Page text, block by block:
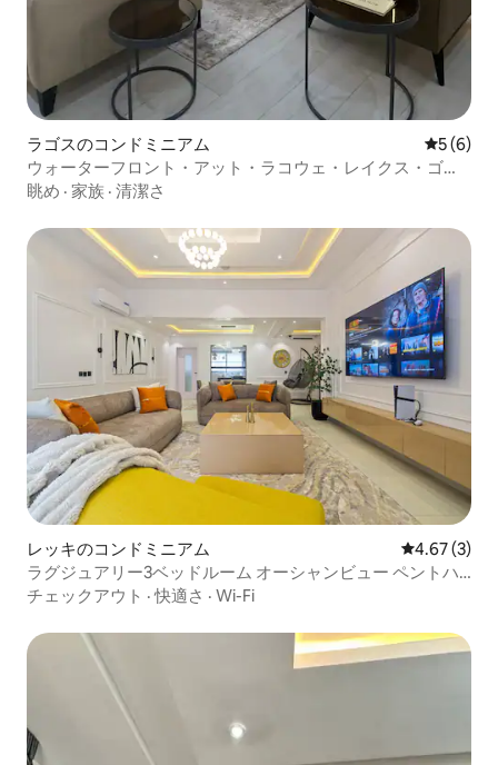
ラゴスのコンドミニアム レビュー
5 (6)
ウォーターフロント・アット・ラコウェ・レイクス・ゴル
フ・エステート
眺め · 家族 · 清潔さ
レッキのコンドミニアム レビュー3
4.67 (3)
ラグジュアリー3ベッドルーム オーシャンビュー ペントハ
ウスアパートメント、レッキフェーズ1
チェックアウト ·快適さ · Wi-Fi